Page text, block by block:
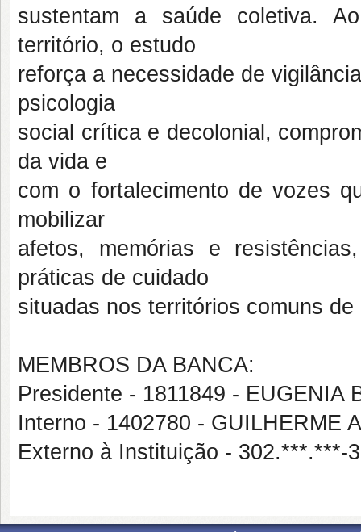
sustentam a saúde coletiva.
território, o estudo
reforça a necessidade de
psicologia
social crítica e decolonial,
da vida e
com o fortalecimento de vozes
mobilizar
afetos, memórias e
práticas de cuidado
situadas nos territórios comuns
MEMBROS DA BANCA:
Presidente - 1811849 - EUGENIA
Interno - 1402780 - GUILHERME
Externo à Instituição - 302.***.***-